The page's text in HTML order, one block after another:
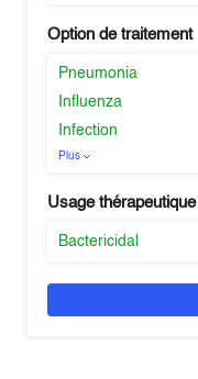
Option de traitement
Pneumonia
Influenza
Infection
Plus
Usage thérapeutique
Bactericidal